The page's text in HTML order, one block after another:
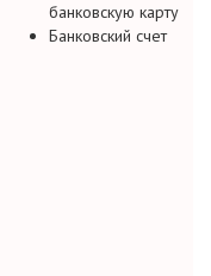
банковскую карту
Банковский счет